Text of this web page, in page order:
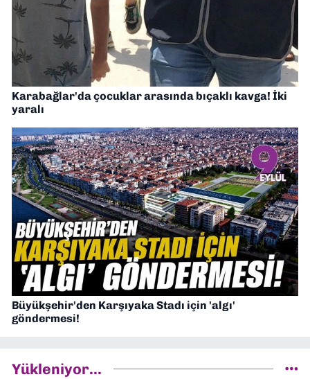
Karabağlar'da çocuklar arasında bıçaklı kavga! İki
yaralı
Büyükşehir'den Karşıyaka Stadı için 'algı'
göndermesi!
Yükleniyor...